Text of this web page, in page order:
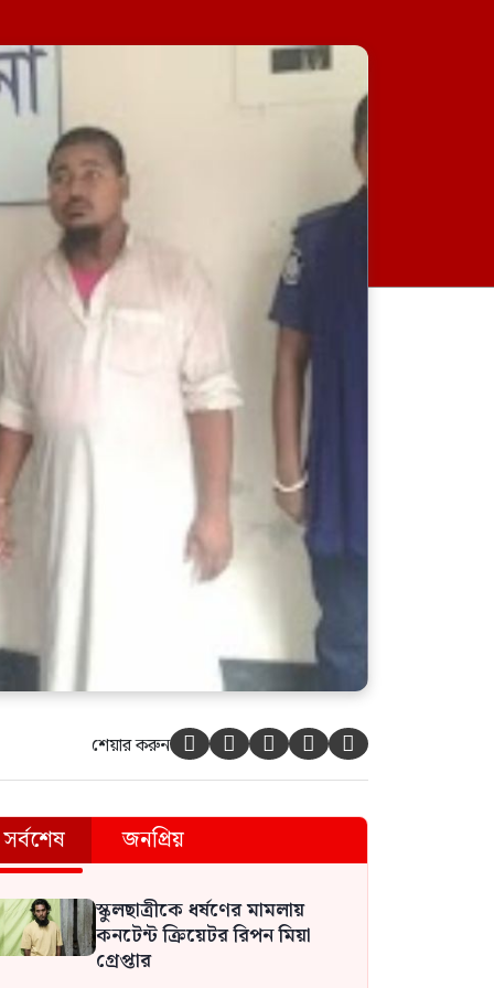
দুই ঘণ্টার ব্যবধানে সড়কে ঝরল ১৬
শব্দদূষণ নিয়ন্ত্রণের নামে ভারতে
আজান বন্ধে খুলে নেওয়া হচ্ছে
মসজিদের মাইক
শেয়ার করুন     
সর্বশেষ জনপ্রিয়
স্কুলছাত্রীকে ধর্ষণের মামলায়
কনটেন্ট ক্রিয়েটর রিপন মিয়া
গ্রেপ্তার